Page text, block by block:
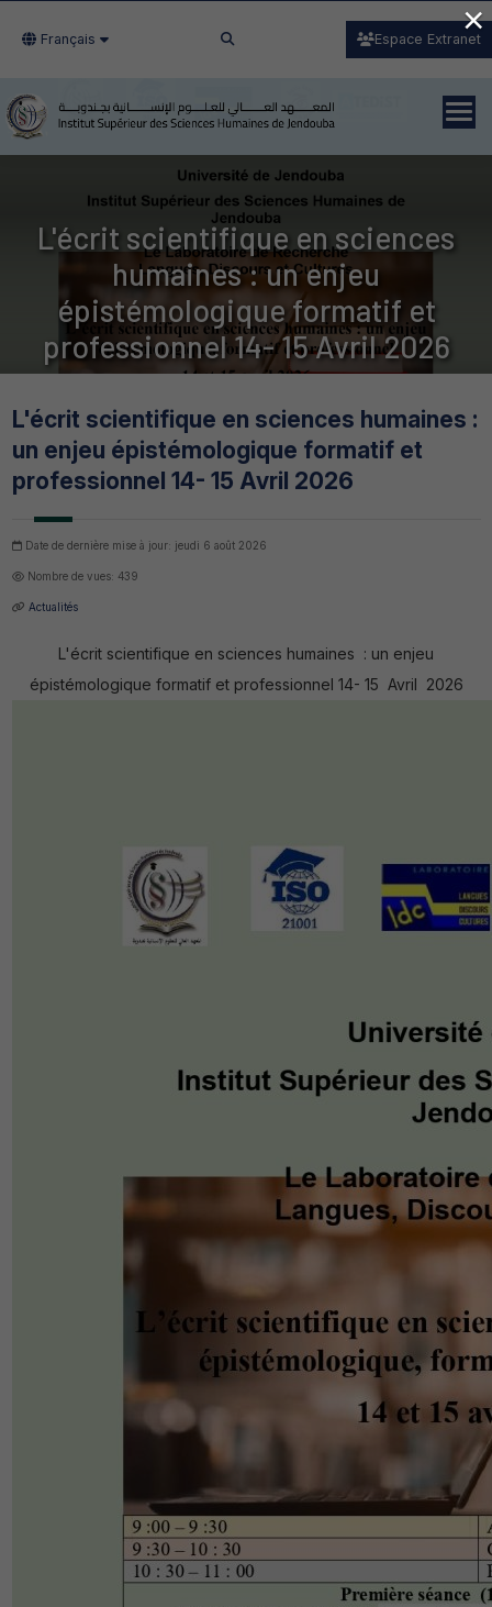
Français Espace Extranet
L'écrit scientifique en sciences
humaines : un enjeu
épistémologique formatif et
professionnel 14- 15 Avril 2026
L'écrit scientifique en sciences humaines :
un enjeu épistémologique formatif et
professionnel 14- 15 Avril 2026
Date de dernière mise à jour: jeudi 6 août 2026
Nombre de vues: 439
Actualités
L'écrit scientifique en sciences humaines : un enjeu
épistémologique formatif et professionnel 14- 15 Avril 2026
×